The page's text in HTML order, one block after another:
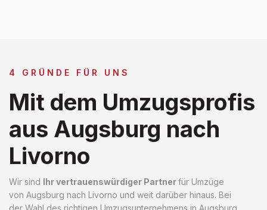
4 GRÜNDE FÜR UNS
Mit dem Umzugsprofis
aus Augsburg nach
Livorno
Wir sind Ihr vertrauenswürdiger Partnerfür Umzüge
von Augsburg nach Livorno und weit darüber hinaus. Bei
der Wahl des richtigen Umzugsunternehmens in Augsburg